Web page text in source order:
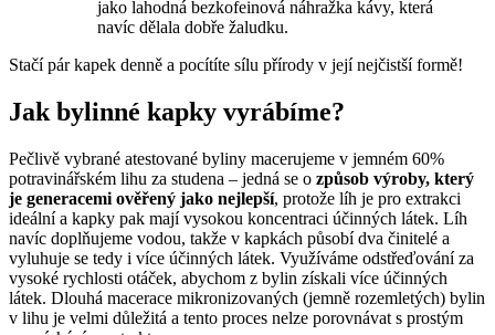
jako lahodná bezkofeinová náhražka kávy, která
navíc dělala dobře žaludku.
Stačí pár kapek denně a pocítíte sílu přírody v její nejčistší formě!
Jak bylinné kapky vyrábíme?
Pečlivě vybrané atestované byliny macerujeme v jemném 60%
potravinářském lihu za studena – jedná se o způsob výroby, který
je generacemi ověřený jako nejlepší, protože líh je pro extrakci
ideální a kapky pak mají vysokou koncentraci účinných látek. Líh
navíc doplňujeme vodou, takže v kapkách působí dva činitelé a
vyluhuje se tedy i více účinných látek. Využíváme odstřeďování za
vysoké rychlosti otáček, abychom z bylin získali více účinných
látek. Dlouhá macerace mikronizovaných (jemně rozemletých) bylin
v lihu je velmi důležitá a tento proces nelze porovnávat s prostým